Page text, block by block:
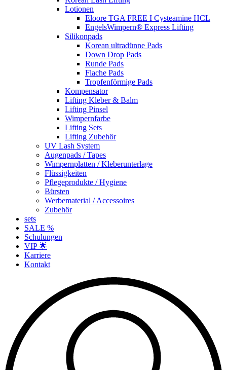
Lotionen
Eloore TGA FREE I Cysteamine HCL
EngelsWimpern® Express Lifting
Silikonpads
Korean ultradünne Pads
Down Drop Pads
Runde Pads
Flache Pads
Tropfenförmige Pads
Kompensator
Lifting Kleber & Balm
Lifting Pinsel
Wimpernfarbe
Lifting Sets
Lifting Zubehör
UV Lash System
Augenpads / Tapes
Wimpernplatten / Kleberunterlage
Flüssigkeiten
Pflegeprodukte / Hygiene
Bürsten
Werbematerial / Accessoires
Zubehör
sets
SALE %
Schulungen
VIP 🌟
Karriere
Kontakt